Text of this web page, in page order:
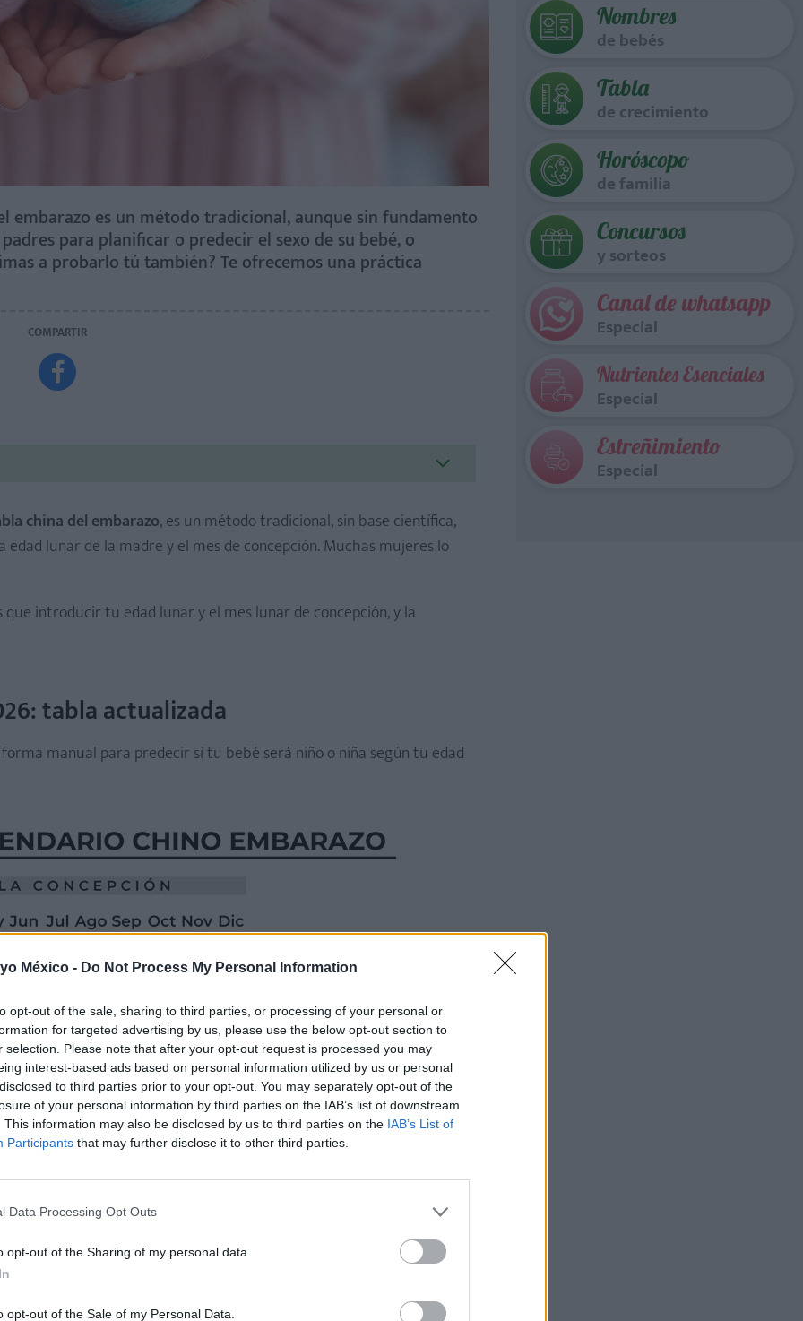
México - Do Not Process My Personal Information
opt-out of the sale, sharing to third parties, or processing of your personal or
for targeted advertising by us, please use the below opt-out section to
selection. Please note that after your opt-out request is processed you may
interest-based ads based on personal information utilized by us or personal
to third parties prior to your opt-out. You may separately opt-out of the
of your personal information by third parties on the IAB’s list of downstream
This information may also be disclosed by us to third parties on the IAB’s List of
Participants that may further disclose it to other third parties.
Data Processing Opt Outs
opt-out of the Sharing of my personal data.
opt-out of the Sale of my Personal Data.
embarazo es un método tradicional, aunque sin fundamento
para planificar o predecir el sexo de su bebé, o
a probarlo tú también? Te ofrecemos una práctica
COMPARTIR

china del embarazo, es un método tradicional, sin base científica,
lunar de la madre y el mes de concepción. Muchas mujeres lo
introducir tu edad lunar y el mes lunar de concepción, y la
tabla actualizada
manual para predecir si tu bebé será niño o niña según tu edad
Nombres
de bebés
Tabla
de crecimiento
Horóscopo
de familia
Concursos
y sorteos
Canal de whatsapp
Especial
Nutrientes Esenciales
Especial
Estreñimiento
Especial